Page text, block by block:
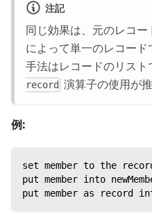
注記
同じ効果は、元のレコ
によって単一のレコー
手法はレコードのリスト
record 演算子の使用が
例:
set member to the record
put member into
put member as record into